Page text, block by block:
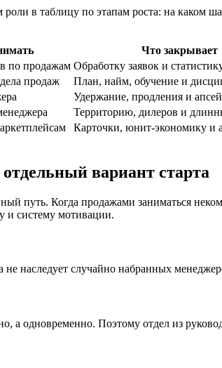
в таблицу по этапам роста: на каком
Что закрывает
по продажам Обработку заявок и
продаж
План, найм, обучение и
Удержание, продления и
Территорию, дилеров и
Карточки, юнит-экономику и
вариант старта
путь. Когда продажами заниматься
и систему мотивации.
не наследует случайно набранных
а одновременно. Поэтому отдел из